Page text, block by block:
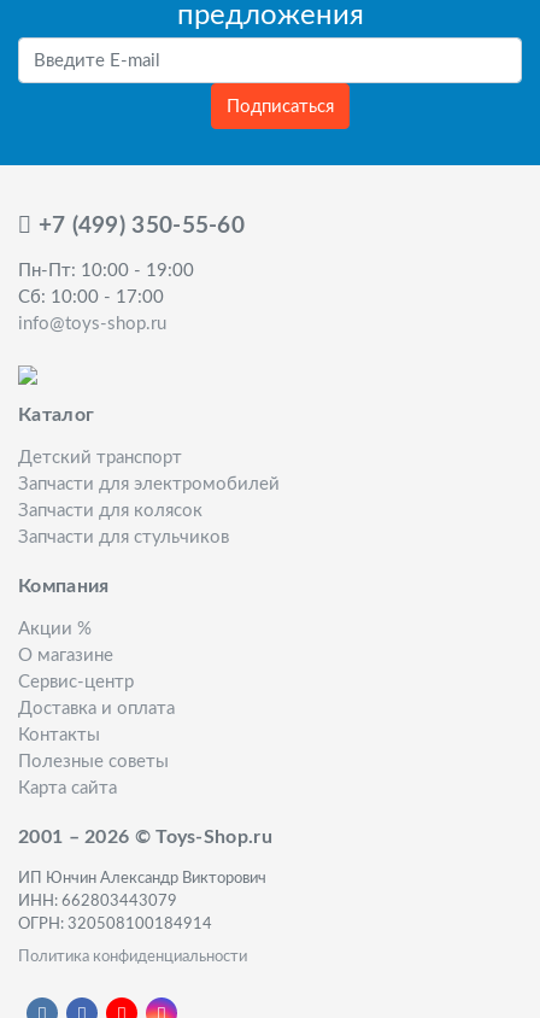
предложения
Подписаться
+7 (499) 350-55-60
Пн-Пт: 10:00 - 19:00
Сб: 10:00 - 17:00
info@toys-shop.ru
Каталог
Детский транспорт
Запчасти для электромобилей
Запчасти для колясок
Запчасти для стульчиков
Компания
Акции %
О магазине
Сервис-центр
Доставка и оплата
Контакты
Полезные советы
Карта сайта
2001 – 2026 © Toys-Shop.ru
ИП Юнчин Александр Викторович
ИНН: 662803443079
ОГРН: 320508100184914
Политика конфиденциальности